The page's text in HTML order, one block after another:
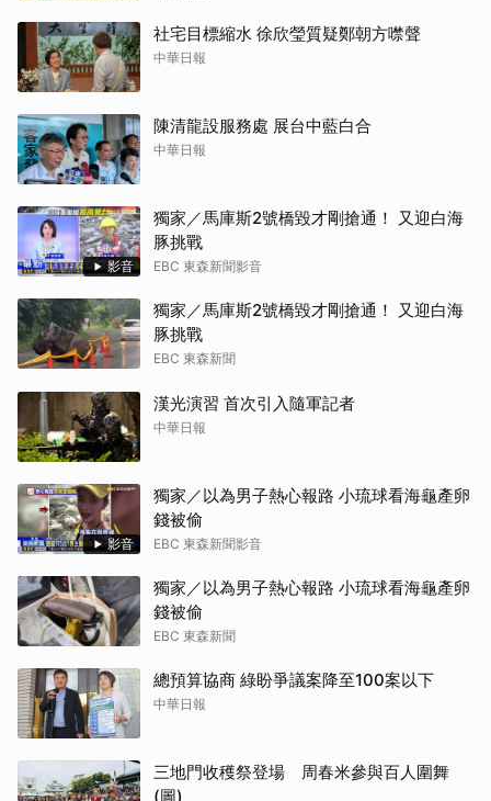
社宅目標縮水 徐欣瑩質疑鄭朝方噤聲
中華日報
陳清龍設服務處 展台中藍白合
中華日報
影音
獨家／馬庫斯2號橋毀才剛搶通！ 又迎白海
豚挑戰
EBC 東森新聞影音
獨家／馬庫斯2號橋毀才剛搶通！ 又迎白海
豚挑戰
EBC 東森新聞
漢光演習 首次引入隨軍記者
中華日報
影音
獨家／以為男子熱心報路 小琉球看海龜產卵
錢被偷
EBC 東森新聞影音
獨家／以為男子熱心報路 小琉球看海龜產卵
錢被偷
EBC 東森新聞
總預算協商 綠盼爭議案降至100案以下
中華日報
三地門收穫祭登場 周春米參與百人圍舞
(圖)